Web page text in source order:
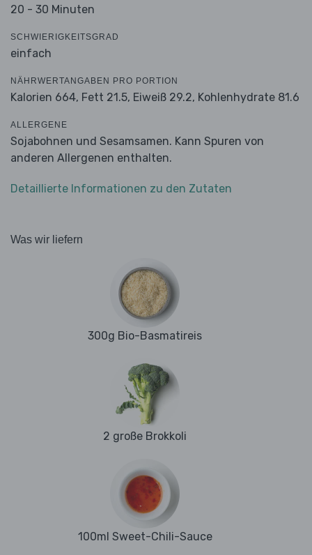
20 - 30 Minuten
SCHWIERIGKEITSGRAD
einfach
NÄHRWERTANGABEN PRO PORTION
Kalorien 664, Fett 21.5, Eiweiß 29.2, Kohlenhydrate 81.6
ALLERGENE
Sojabohnen und Sesamsamen. Kann Spuren von
anderen Allergenen enthalten.
Detaillierte Informationen zu den Zutaten
Was wir liefern
300g Bio-Basmatireis
2 große Brokkoli
100ml Sweet-Chili-Sauce